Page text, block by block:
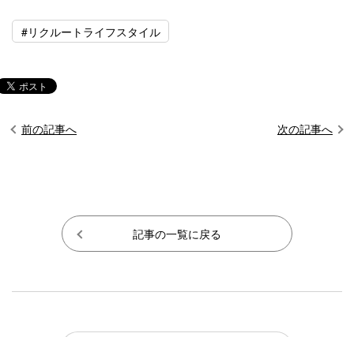
#リクルートライフスタイル
前の記事へ 次の記事へ
記事の一覧に戻る